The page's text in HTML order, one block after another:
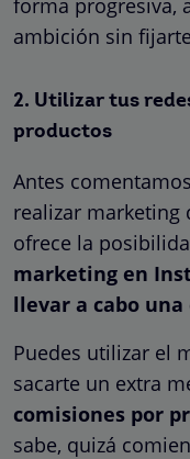
ambición sin
2. Utilizar tus
productos
Antes
realizar marketing
ofrece la
marketing en
llevar a cabo
Puedes utilizar el
sacarte un extra
comisiones por
sabe, quizá